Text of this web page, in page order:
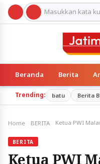
Beranda Berita
Trending: batu Berita
Home BERITA
BERITA
Ketua PWI